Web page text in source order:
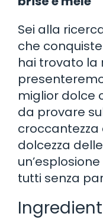
Sei alla
che
hai trovato la
miglior dolce
da provare
dolcezza
tutti senza